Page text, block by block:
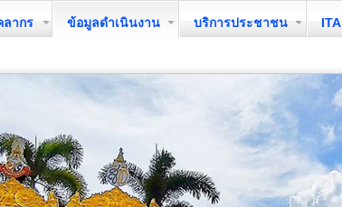
ลากร ข้อมูลดำเนินงาน บริการประชาชน ITA